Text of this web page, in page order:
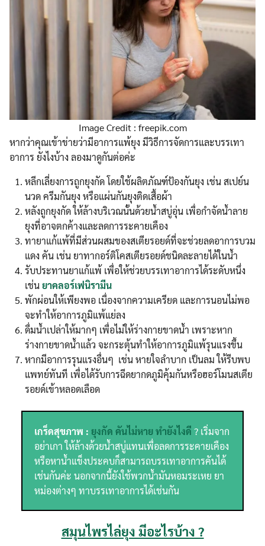
Search
for:
Image Credit : freepik.com
หากว่าคุณเข้าข่ายว่ามีอาการแพ้ยุง มีวิธีการจัดการและบรรเทา
อาการ ยังไงบ้าง ลองมาดูกันต่อค่ะ
หลีกเลี่ยงการถูกยุงกัด โดยใช้ผลิตภัณฑ์ป้องกันยุง เช่น สเปย์น
นวด ครีมกันยุง หรือแผ่นกันยุงติดเสื้อผ้า
หลังถูกยุงกัด ให้ล้างบริเวณนั้นด้วยน้ำสบู่อุ่น เพื่อกำจัดน้ำลาย
ยุงที่อาจตกค้างและลดการระคายเคือง
ทายาแก้แพ้ที่มีส่วนผสมของสเตียรอยด์ที่จะช่วยลดอาการบวม
แดง คัน เช่น ยาทากอร์ติโคสเตียรอยด์ชนิดละลายได้ในน้ำ
รับประทานยาแก้แพ้ เพื่อให้ช่วยบรรเทาอาการได้ระดับหนึ่ง
เช่นยาคลอร์เฟนิรามีน
พักผ่อนให้เพียงพอ เนื่องจากความเครียด และการนอนไม่พอ
จะทำให้อาการภูมิแพ้แย่ลง
ดื่มน้ำเปล่าให้มากๆ เพื่อไม่ให้ร่างกายขาดน้ำ เพราะหาก
ร่างกายขาดน้ำแล้ว จะกระตุ้นทำให้อาการภูมิแพ้รุนแรงขึ้น
หากมีอาการรุนแรงอื่นๆ เช่น หายใจลำบาก เป็นลม ให้รีบพบ
แพทย์ทันที เพื่อได้รับการฉีดยากดภูมิคุ้มกันหรือฮอร์โมนสเตีย
รอยด์เข้าหลอดเลือด
เกร็ดสุขภาพ : ยุงกัด คันไม่หาย ทำยังไงดี ? เริ่มจาก
อย่าเกา ให้ล้างด้วยน้ำสบู่แทนเพื่อลดการระคายเคือง
หรือหาน้ำแข็งประคบก็สามารถบรรเทาอาการคันได้
เช่นกันค่ะ นอกจากนี้ยังใช้พวกน้ำมันหอมระเหย ยา
หม่องต่างๆ ทาบรรเทาอาการได้เช่นกัน
สมุนไพรไล่ยุง มีอะไรบ้าง ?